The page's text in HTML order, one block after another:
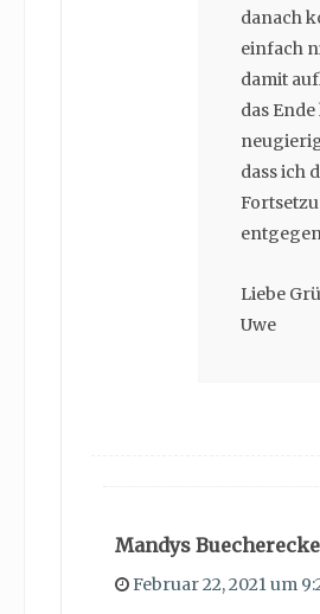
danach
einfach
damit
das
dass ich
Liebe
Uwe
Mandys Buecherecke
Februar 22, 2021 um